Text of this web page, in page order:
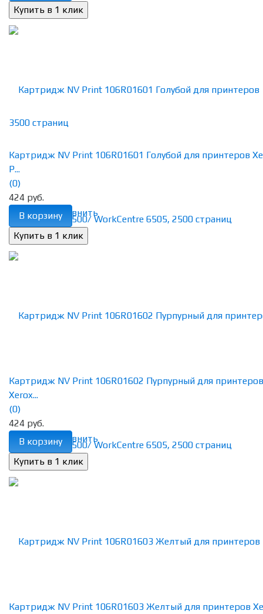
избранное сравнить
Картридж NV Print 106R01601 Голубой для принтеров
P...
(0)
424 руб.
В корзину
избранное сравнить
Картридж NV Print 106R01602 Пурпурный для принтеров
Xerox...
(0)
424 руб.
В корзину
Картридж NV Print 106R01603 Желтый для принтеров